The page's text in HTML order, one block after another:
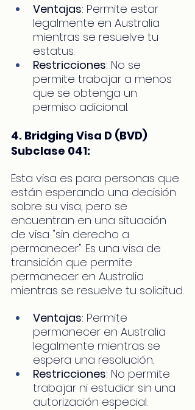
Ventajas: Permite estar
legalmente en Australia
mientras se resuelve tu
estatus.
Restricciones: No se
permite trabajar a menos
que se obtenga un
permiso adicional.
4. Bridging Visa D (BVD)
Subclase 041:
Esta visa es para personas que
están esperando una decisión
sobre su visa, pero se
encuentran en una situación
de visa "sin derecho a
permanecer". Es una visa de
transición que permite
permanecer en Australia
mientras se resuelve tu solicitud.
Ventajas: Permite
permanecer en Australia
legalmente mientras se
espera una resolución.
Restricciones: No permite
trabajar ni estudiar sin una
autorización especial.